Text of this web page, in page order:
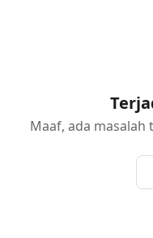
Maaf, ada